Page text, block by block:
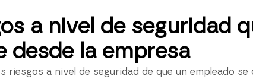
a nivel de seguridad
desde la empresa
riesgos a nivel de seguridad de que un empleado se